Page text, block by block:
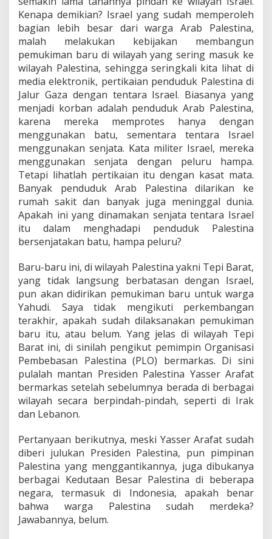
Kenapa demikian? Israel yang sudah memperoleh
bagian lebih besar dari warga Arab Palestina,
malah melakukan kebijakan membangun
pemukiman baru di wilayah yang sering masuk ke
wilayah Palestina, sehingga seringkali kita lihat di
media elektronik, pertikaian penduduk Palestina di
Jalur Gaza dengan tentara Israel. Biasanya yang
menjadi korban adalah penduduk Arab Palestina,
karena mereka memprotes hanya dengan
menggunakan batu, sementara tentara Israel
menggunakan senjata. Kata militer Israel, mereka
menggunakan senjata dengan peluru hampa.
Tetapi lihatlah pertikaian itu dengan kasat mata.
Banyak penduduk Arab Palestina dilarikan ke
rumah sakit dan banyak juga meninggal dunia.
Apakah ini yang dinamakan senjata tentara Israel
itu dalam menghadapi penduduk Palestina
bersenjatakan batu, hampa peluru?
Baru-baru ini, di wilayah Palestina yakni Tepi Barat,
yang tidak langsung berbatasan dengan Israel,
pun akan didirikan pemukiman baru untuk warga
Yahudi. Saya tidak mengikuti perkembangan
terakhir, apakah sudah dilaksanakan pemukiman
baru itu, atau belum. Yang jelas di wilayah Tepi
Barat ini, di sinilah pengikut pemimpin Organisasi
Pembebasan Palestina (PLO) bermarkas. Di sini
pulalah mantan Presiden Palestina Yasser Arafat
bermarkas setelah sebelumnya berada di berbagai
wilayah secara berpindah-pindah, seperti di Irak
dan Lebanon.
Pertanyaan berikutnya, meski Yasser Arafat sudah
diberi julukan Presiden Palestina, pun pimpinan
Palestina yang menggantikannya, juga dibukanya
berbagai Kedutaan Besar Palestina di beberapa
negara, termasuk di Indonesia, apakah benar
bahwa warga Palestina sudah merdeka?
Jawabannya, belum.